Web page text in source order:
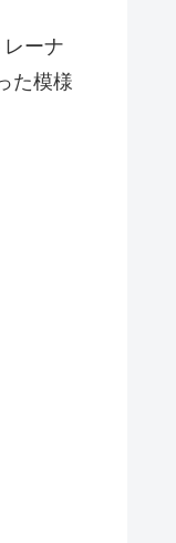
ーナ
た模様